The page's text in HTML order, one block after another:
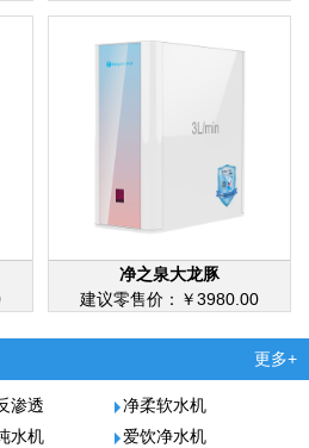
净之泉大龙豚
建议零售价：￥3980.00
更多+
渗透
净柔软水机
水机
爱饮净水机